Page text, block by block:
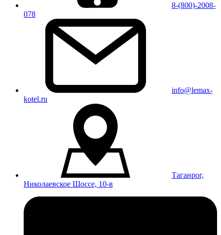
8-(800)-2008-
078
info@lemax-
kotel.ru
Таганрог,
Николаевское Шоссе, 10-в